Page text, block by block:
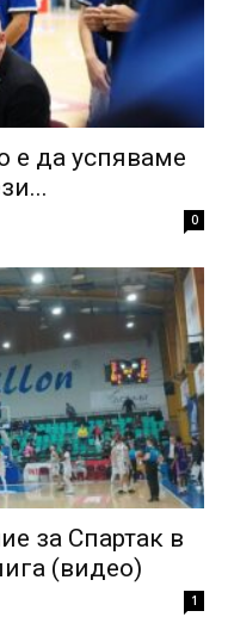
е да успяваме
0
за Спартак в
(видео)
1